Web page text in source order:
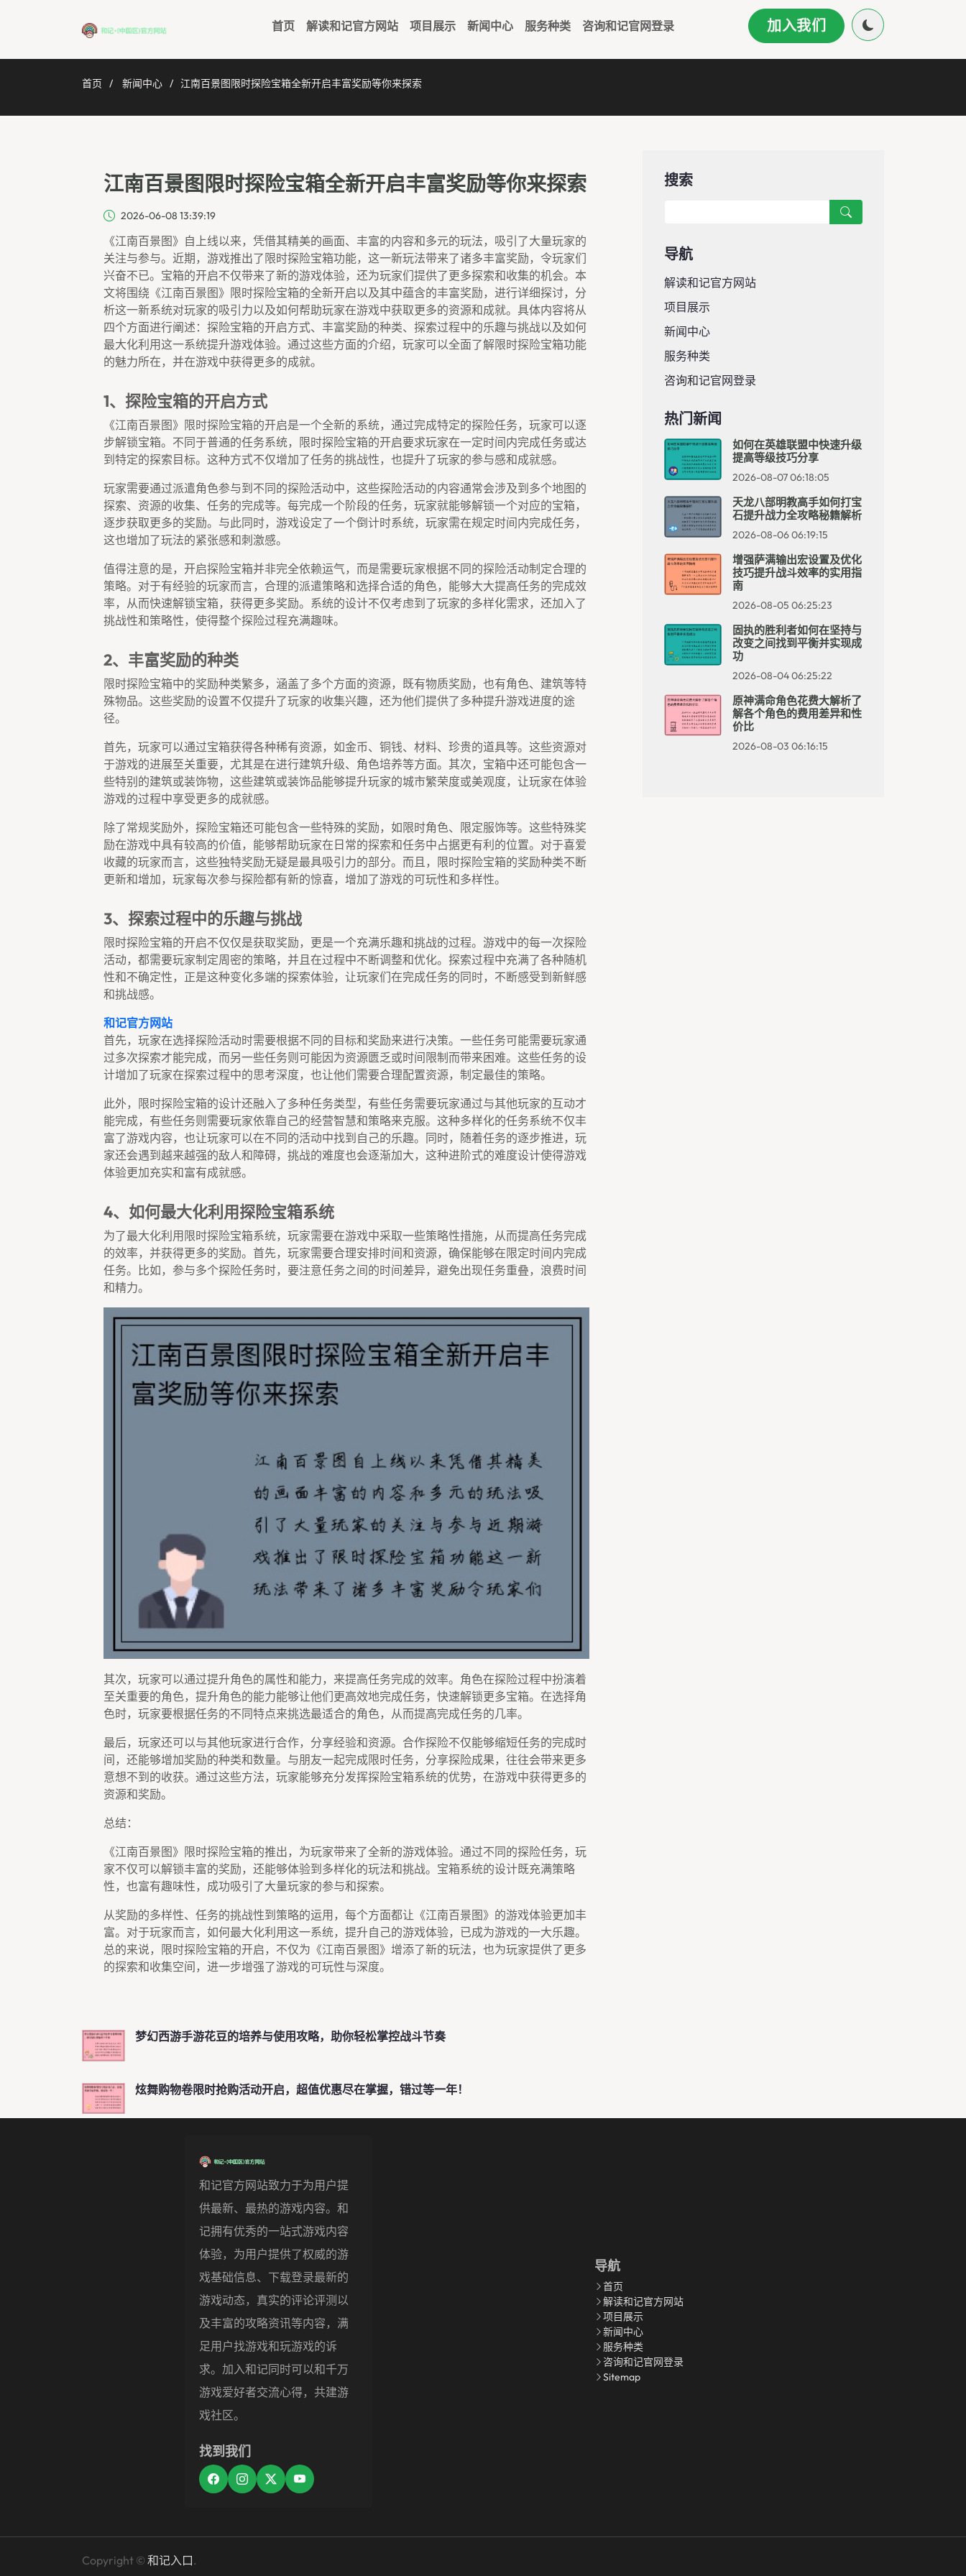
首页 解读和记官方网站 项目展示 新闻中心 服务种类 咨询和记官网登录 加入我们
首页 新闻中心 江南百景图限时探险宝箱全新开启丰富奖励等你来探索
江南百景图限时探险宝箱全新开启丰富奖励等你来探索
2026-06-08 13:39:19
《江南百景图》自上线以来，凭借其精美的画面、丰富的内容和多元的玩法，吸引了大量玩家的
关注与参与。近期，游戏推出了限时探险宝箱功能，这一新玩法带来了诸多丰富奖励，令玩家们
兴奋不已。宝箱的开启不仅带来了新的游戏体验，还为玩家们提供了更多探索和收集的机会。本
文将围绕《江南百景图》限时探险宝箱的全新开启以及其中蕴含的丰富奖励，进行详细探讨，分
析这一新系统对玩家的吸引力以及如何帮助玩家在游戏中获取更多的资源和成就。具体内容将从
四个方面进行阐述：探险宝箱的开启方式、丰富奖励的种类、探索过程中的乐趣与挑战以及如何
最大化利用这一系统提升游戏体验。通过这些方面的介绍，玩家可以全面了解限时探险宝箱功能
的魅力所在，并在游戏中获得更多的成就。
1、探险宝箱的开启方式
《江南百景图》限时探险宝箱的开启是一个全新的系统，通过完成特定的探险任务，玩家可以逐
步解锁宝箱。不同于普通的任务系统，限时探险宝箱的开启要求玩家在一定时间内完成任务或达
到特定的探索目标。这种方式不仅增加了任务的挑战性，也提升了玩家的参与感和成就感。
玩家需要通过派遣角色参与到不同的探险活动中，这些探险活动的内容通常会涉及到多个地图的
探索、资源的收集、任务的完成等。每完成一个阶段的任务，玩家就能够解锁一个对应的宝箱，
逐步获取更多的奖励。与此同时，游戏设定了一个倒计时系统，玩家需在规定时间内完成任务，
这也增加了玩法的紧张感和刺激感。
值得注意的是，开启探险宝箱并非完全依赖运气，而是需要玩家根据不同的探险活动制定合理的
策略。对于有经验的玩家而言，合理的派遣策略和选择合适的角色，能够大大提高任务的完成效
率，从而快速解锁宝箱，获得更多奖励。系统的设计不仅考虑到了玩家的多样化需求，还加入了
挑战性和策略性，使得整个探险过程充满趣味。
2、丰富奖励的种类
限时探险宝箱中的奖励种类繁多，涵盖了多个方面的资源，既有物质奖励，也有角色、建筑等特
殊物品。这些奖励的设置不仅提升了玩家的收集兴趣，还为他们提供了多种提升游戏进度的途
径。
首先，玩家可以通过宝箱获得各种稀有资源，如金币、铜钱、材料、珍贵的道具等。这些资源对
于游戏的进展至关重要，尤其是在进行建筑升级、角色培养等方面。其次，宝箱中还可能包含一
些特别的建筑或装饰物，这些建筑或装饰品能够提升玩家的城市繁荣度或美观度，让玩家在体验
游戏的过程中享受更多的成就感。
除了常规奖励外，探险宝箱还可能包含一些特殊的奖励，如限时角色、限定服饰等。这些特殊奖
励在游戏中具有较高的价值，能够帮助玩家在日常的探索和任务中占据更有利的位置。对于喜爱
收藏的玩家而言，这些独特奖励无疑是最具吸引力的部分。而且，限时探险宝箱的奖励种类不断
更新和增加，玩家每次参与探险都有新的惊喜，增加了游戏的可玩性和多样性。
3、探索过程中的乐趣与挑战
限时探险宝箱的开启不仅仅是获取奖励，更是一个充满乐趣和挑战的过程。游戏中的每一次探险
活动，都需要玩家制定周密的策略，并且在过程中不断调整和优化。探索过程中充满了各种随机
性和不确定性，正是这种变化多端的探索体验，让玩家们在完成任务的同时，不断感受到新鲜感
和挑战感。
和记官方网站
首先，玩家在选择探险活动时需要根据不同的目标和奖励来进行决策。一些任务可能需要玩家通
过多次探索才能完成，而另一些任务则可能因为资源匮乏或时间限制而带来困难。这些任务的设
计增加了玩家在探索过程中的思考深度，也让他们需要合理配置资源，制定最佳的策略。
此外，限时探险宝箱的设计还融入了多种任务类型，有些任务需要玩家通过与其他玩家的互动才
能完成，有些任务则需要玩家依靠自己的经营智慧和策略来克服。这种多样化的任务系统不仅丰
富了游戏内容，也让玩家可以在不同的活动中找到自己的乐趣。同时，随着任务的逐步推进，玩
家还会遇到越来越强的敌人和障碍，挑战的难度也会逐渐加大，这种进阶式的难度设计使得游戏
体验更加充实和富有成就感。
4、如何最大化利用探险宝箱系统
为了最大化利用限时探险宝箱系统，玩家需要在游戏中采取一些策略性措施，从而提高任务完成
的效率，并获得更多的奖励。首先，玩家需要合理安排时间和资源，确保能够在限定时间内完成
任务。比如，参与多个探险任务时，要注意任务之间的时间差异，避免出现任务重叠，浪费时间
和精力。
其次，玩家可以通过提升角色的属性和能力，来提高任务完成的效率。角色在探险过程中扮演着
至关重要的角色，提升角色的能力能够让他们更高效地完成任务，快速解锁更多宝箱。在选择角
色时，玩家要根据任务的不同特点来挑选最适合的角色，从而提高完成任务的几率。
最后，玩家还可以与其他玩家进行合作，分享经验和资源。合作探险不仅能够缩短任务的完成时
间，还能够增加奖励的种类和数量。与朋友一起完成限时任务，分享探险成果，往往会带来更多
意想不到的收获。通过这些方法，玩家能够充分发挥探险宝箱系统的优势，在游戏中获得更多的
资源和奖励。
总结：
《江南百景图》限时探险宝箱的推出，为玩家带来了全新的游戏体验。通过不同的探险任务，玩
家不仅可以解锁丰富的奖励，还能够体验到多样化的玩法和挑战。宝箱系统的设计既充满策略
性，也富有趣味性，成功吸引了大量玩家的参与和探索。
从奖励的多样性、任务的挑战性到策略的运用，每个方面都让《江南百景图》的游戏体验更加丰
富。对于玩家而言，如何最大化利用这一系统，提升自己的游戏体验，已成为游戏的一大乐趣。
总的来说，限时探险宝箱的开启，不仅为《江南百景图》增添了新的玩法，也为玩家提供了更多
的探索和收集空间，进一步增强了游戏的可玩性与深度。
梦幻西游手游花豆的培养与使用攻略，助你轻松掌控战斗节奏
炫舞购物卷限时抢购活动开启，超值优惠尽在掌握，错过等一年！
搜索
导航
解读和记官方网站
项目展示
新闻中心
服务种类
咨询和记官网登录
热门新闻
如何在英雄联盟中快速升级
提高等级技巧分享
2026-08-07 06:18:05
天龙八部明教高手如何打宝
石提升战力全攻略秘籍解析
2026-08-06 06:19:15
增强萨满输出宏设置及优化
技巧提升战斗效率的实用指
南
2026-08-05 06:25:23
固执的胜利者如何在坚持与
改变之间找到平衡并实现成
功
2026-08-04 06:25:22
原神满命角色花费大解析了
解各个角色的费用差异和性
价比
2026-08-03 06:16:15
和记官方网站致力于为用户提
供最新、最热的游戏内容。和
记拥有优秀的一站式游戏内容
体验，为用户提供了权威的游
戏基础信息、下载登录最新的
游戏动态，真实的评论评测以
及丰富的攻略资讯等内容，满
足用户找游戏和玩游戏的诉
求。加入和记同时可以和千万
游戏爱好者交流心得，共建游
戏社区。
找到我们
导航
首页
解读和记官方网站
项目展示
新闻中心
服务种类
咨询和记官网登录
Sitemap
Copyright © 和记入口.